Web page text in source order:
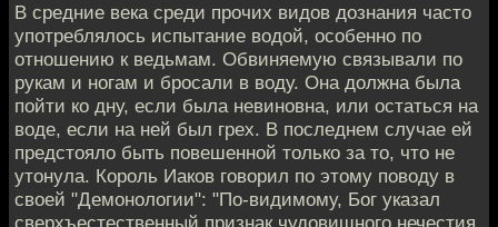
В средние века среди прочих видов дознания часто
употреблялось испытание водой, особенно по
отношению к ведьмам. Обвиняемую связывали по
рукам и ногам и бросали в воду. Она должна была
пойти ко дну, если была невиновна, или остаться на
воде, если на ней был грех. В последнем случае ей
предстояло быть повешенной только за то, что не
утонула. Король Иаков говорил по этому поводу в
своей "Демонологии": "По-видимому, Бог указал